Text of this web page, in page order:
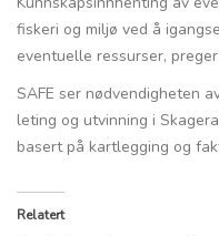
fiskeri og miljø ved å
eventuelle ressurser,
SAFE ser nødvendigheten
leting og utvinning i
basert på kartlegging og
Relatert